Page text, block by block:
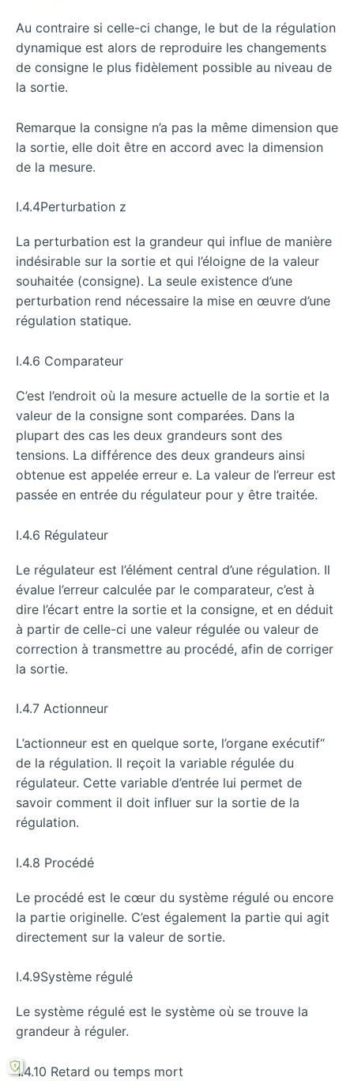
Au contraire si celle-ci change, le but de la régulation
dynamique est alors de reproduire les changements
de consigne le plus fidèlement possible au niveau de
la sortie.
Remarque la consigne n’a pas la même dimension que
la sortie, elle doit être en accord avec la dimension
de la mesure.
I.4.4Perturbation z
La perturbation est la grandeur qui influe de manière
indésirable sur la sortie et qui l’éloigne de la valeur
souhaitée (consigne). La seule existence d’une
perturbation rend nécessaire la mise en œuvre d’une
régulation statique.
I.4.6 Comparateur
C’est l’endroit où la mesure actuelle de la sortie et la
valeur de la consigne sont comparées. Dans la
plupart des cas les deux grandeurs sont des
tensions. La différence des deux grandeurs ainsi
obtenue est appelée erreur e. La valeur de l’erreur est
passée en entrée du régulateur pour y être traitée.
I.4.6 Régulateur
Le régulateur est l’élément central d’une régulation. Il
évalue l’erreur calculée par le comparateur, c’est à
dire l’écart entre la sortie et la consigne, et en déduit
à partir de celle-ci une valeur régulée ou valeur de
correction à transmettre au procédé, afin de corriger
la sortie.
I.4.7 Actionneur
L’actionneur est en quelque sorte, l’organe exécutif“
de la régulation. Il reçoit la variable régulée du
régulateur. Cette variable d’entrée lui permet de
savoir comment il doit influer sur la sortie de la
régulation.
I.4.8 Procédé
Le procédé est le cœur du système régulé ou encore
la partie originelle. C’est également la partie qui agit
directement sur la valeur de sortie.
I.4.9Système régulé
Le système régulé est le système où se trouve la
grandeur à réguler.
1.4.10 Retard ou temps mort